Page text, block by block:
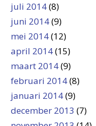
juli 2014(8)
juni 2014(9)
mei 2014(12)
april 2014(15)
maart 2014(9)
februari 2014(8)
januari 2014(9)
december 2013 (7)